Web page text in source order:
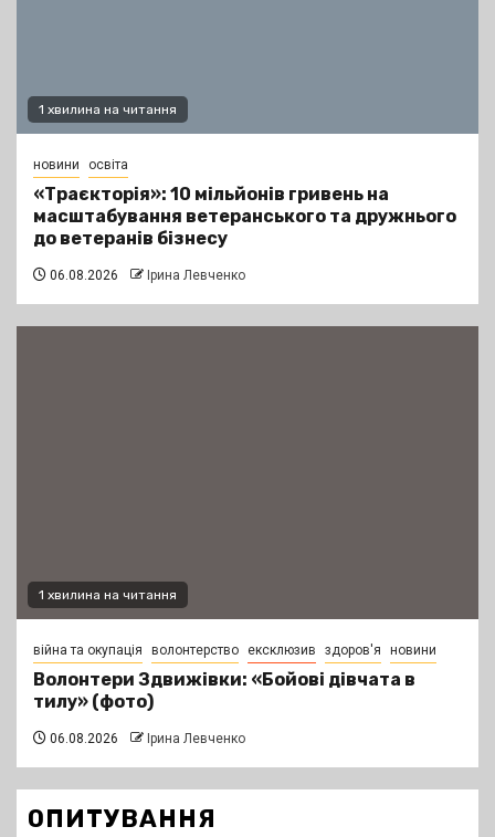
1 хвилина на читання
новини освіта
«Траєкторія»: 10 мільйонів гривень на
масштабування ветеранського та дружнього
до ветеранів бізнесу
06.08.2026 Ірина Левченко
1 хвилина на читання
війна та окупація волонтерство ексклюзив здоров'я новини
Волонтери Здвижівки: «Бойові дівчата в
тилу» (фото)
06.08.2026 Ірина Левченко
ОПИТУВАННЯ